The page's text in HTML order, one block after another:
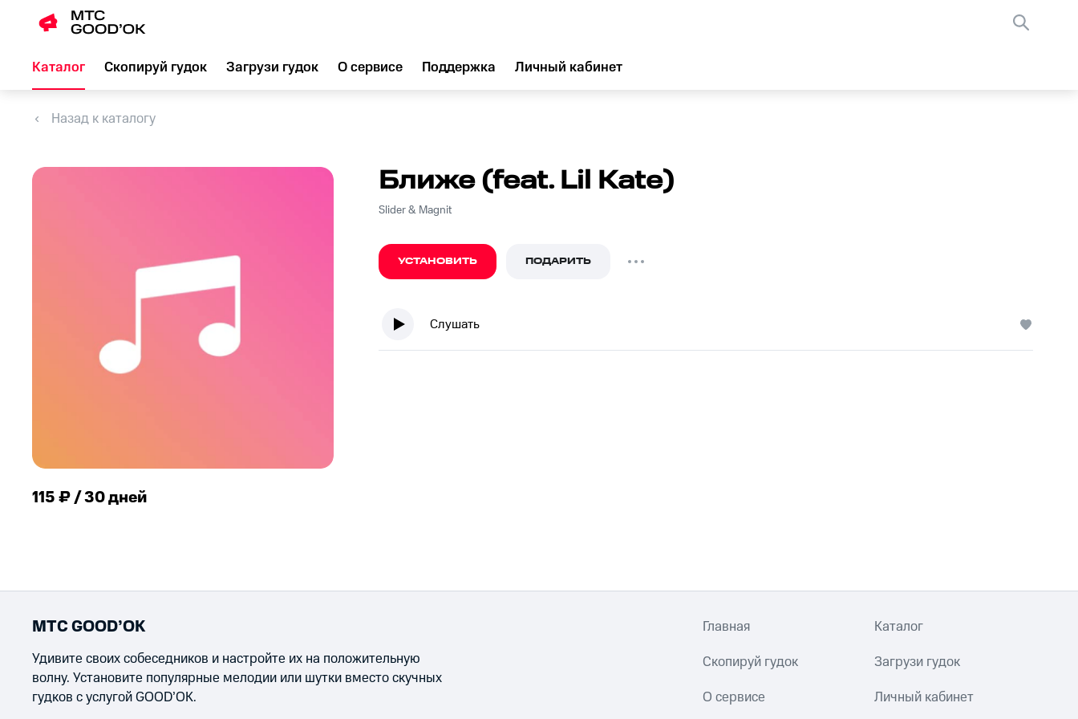
Каталог Скопируй гудок Загрузи гудок О сервисе Поддержка Личный кабинет
Назад к каталогу
115 ₽ / 30 дней
Ближе (feat. Lil Kate)
Slider & Magnit
УСТАНОВИТЬ ПОДАРИТЬ
Слушать
МТС GOOD’OK
Удивите своих собеседников и настройте их на положительную
волну. Установите популярные мелодии или шутки вместо скучных
гудков с услугой GOOD’OK.
Главная Каталог
Скопируй гудок Загрузи гудок
О сервисе Личный кабинет